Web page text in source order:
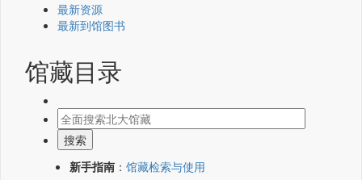
最新资源
最新到馆图书
馆藏目录
新手指南 ： 馆藏检索与使用